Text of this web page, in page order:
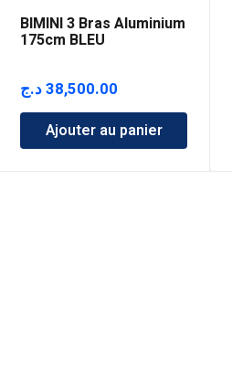
BIMINI 3 Bras Aluminium
175cm BLEU
38,500.00د.ج
Ajouter au panier